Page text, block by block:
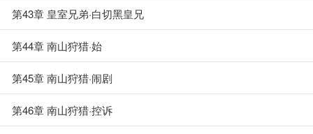
第43章 皇室兄弟·白切黑皇兄
第44章 南山狩猎·始
第45章 南山狩猎·闹剧
第46章 南山狩猎·控诉